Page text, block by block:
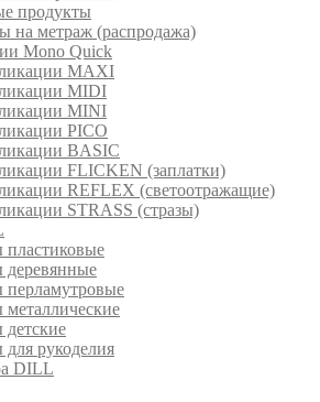
продукты
на метраж (распродажа)
Mono Quick
MAXI
MIDI
MINI
PICO
BASIC
FLICKEN (заплатки)
REFLEX (светоотражащие)
STRASS (стразы)
рукоделия
DILL